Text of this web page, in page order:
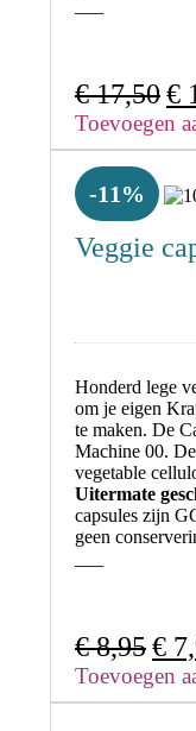
€17,50€
Toevoegen
-11%
Veggie
Honderd lege
om je eigen
te maken. De
Machine 00.
vegetable
Uitermate
capsules zijn
geen
€8,95
prijs
was:
€
Toevoegen